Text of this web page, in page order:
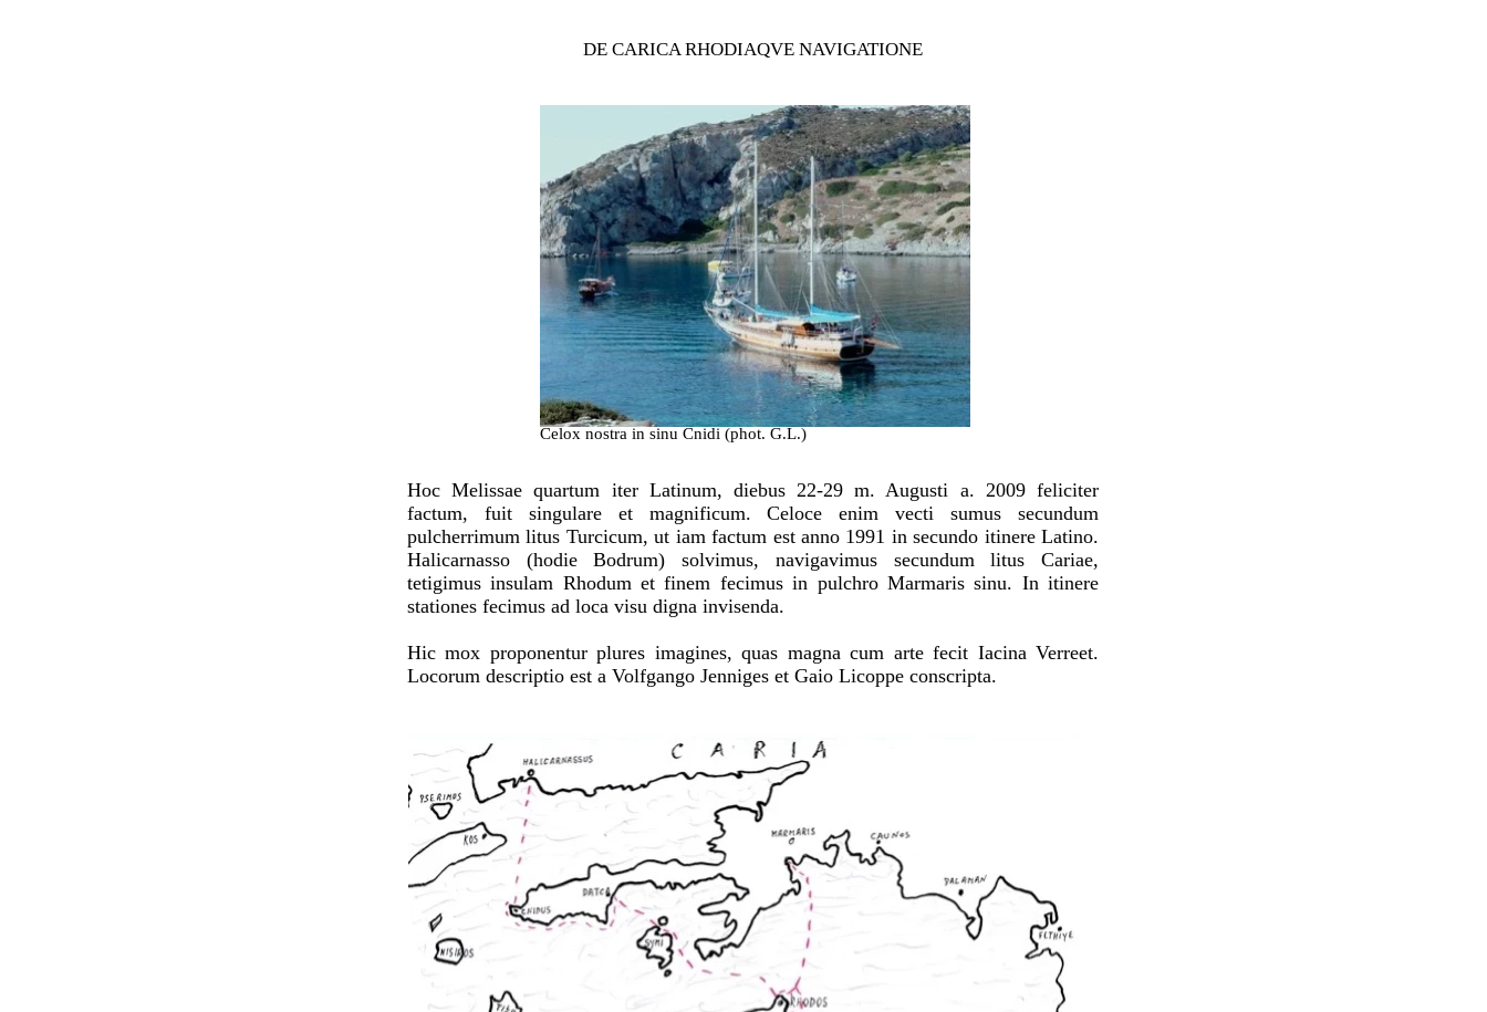
DE CARICA RHODIAQVE NAVIGATIONE
Celox nostra in sinu Cnidi (phot. G.L.)
Hoc Melissae quartum iter Latinum, diebus 22-29 m. Augusti a. 2009 feliciter
factum, fuit singulare et magnificum. Celoce enim vecti sumus secundum
pulcherrimum litus Turcicum, ut iam factum est anno 1991 in secundo itinere Latino.
Halicarnasso (hodie Bodrum) solvimus, navigavimus secundum litus Cariae,
tetigimus insulam Rhodum et finem fecimus in pulchro Marmaris sinu. In itinere
stationes fecimus ad loca visu digna invisenda.
Hic mox proponentur plures imagines, quas magna cum arte fecit Iacina Verreet.
Locorum descriptio est a Volfgango Jenniges et Gaio Licoppe conscripta.